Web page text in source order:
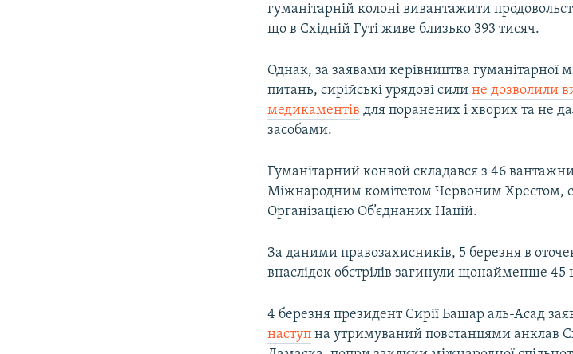
гуманітарній колоні вивантажити
що в Східній Гуті живе близько 393 тисяч.
Однак, за заявами керівництва гуманітарної
питань, сирійські урядові силине дозволили
медикаментів для поранених і хворих та не
засобами.
Гуманітарний конвой складався з 46
Міжнародним комітетом Червоним Хрестом,
Організацією Об’єднаних Націй.
За даними правозахисників, 5 березня в
внаслідок обстрілів загинули щонайменше 45
4 березня президент Сирії Башар аль-Асад
наступ на утримуваний повстанцями анклав